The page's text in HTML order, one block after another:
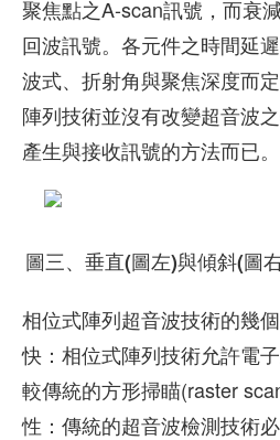
聚焦點之A-scan訊號，而衰
回波訊號。各元件之時間延
波式、折射角與聚焦深度而
陣列技術並沒有改變超音波
產生與接收訊號的方法而已。
圖三、垂直(圖左)與傾斜(圖
相位式陣列超音波技術的幾
快：相位式陣列技術允許電
較傳統的方形掃瞄(raster
性：傳統的超音波檢測技術